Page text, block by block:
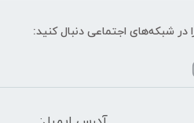
در شبکه‌های اجتماعی دنبال کنید: